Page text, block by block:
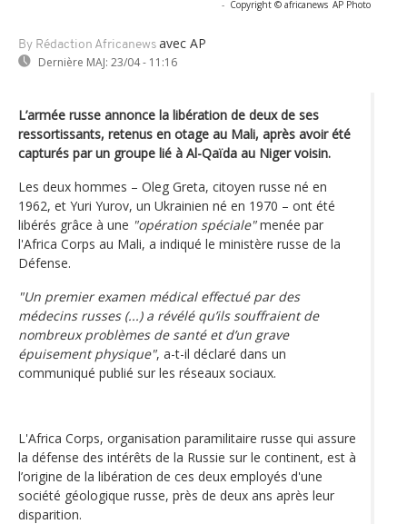
- Copyright © africanews AP Photo
By Rédaction Africanews avec AP
Dernière MAJ: 23/04 - 11:16
L’armée russe annonce la libération de deux de ses
ressortissants, retenus en otage au Mali, après avoir été
capturés par un groupe lié à Al-Qaïda au Niger voisin.
Les deux hommes – Oleg Greta, citoyen russe né en
1962, et Yuri Yurov, un Ukrainien né en 1970 – ont été
libérés grâce à une "opération spéciale"menée par
l'Africa Corps au Mali, a indiqué le ministère russe de la
Défense.
"Un premier examen médical effectué par des
médecins russes (...) a révélé qu’ils souffraient de
nombreux problèmes de santé et d’un grave
épuisement physique", a-t-il déclaré dans un
communiqué publié sur les réseaux sociaux.
L'Africa Corps, organisation paramilitaire russe qui assure
la défense des intérêts de la Russie sur le continent, est à
l’origine de la libération de ces deux employés d'une
société géologique russe, près de deux ans après leur
disparition.